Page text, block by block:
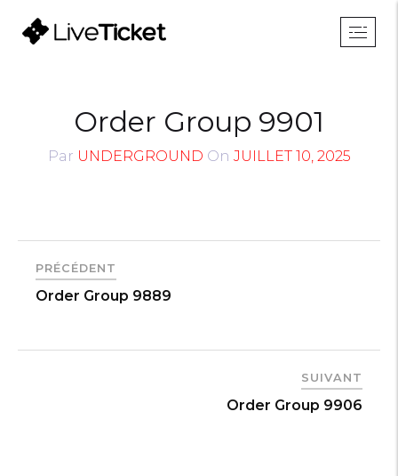
Order Group 9901
Par UNDERGROUND On JUILLET 10, 2025
PRÉCÉDENT
Order Group 9889
SUIVANT
Order Group 9906